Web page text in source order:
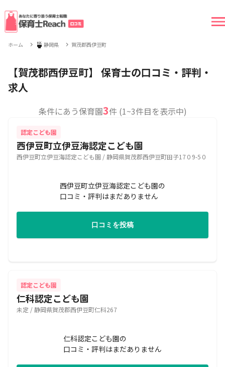
ホーム 🍵 静岡県 賀茂郡西伊豆町
【賀茂郡西伊豆町】 保育士の口コミ・評判・
求人
条件にあう保育園3件 (1~3件目を表示中)
認定こども園
西伊豆町立伊豆海認定こども園
西伊豆町立伊豆海認定こども園 / 静岡県賀茂郡西伊豆町田子17０9-5０
西伊豆町立伊豆海認定こども園の
口コミ・評判はまだありません
口コミを投稿
認定こども園
仁科認定こども園
未定 / 静岡県賀茂郡西伊豆町仁科267
仁科認定こども園の
口コミ・評判はまだありません